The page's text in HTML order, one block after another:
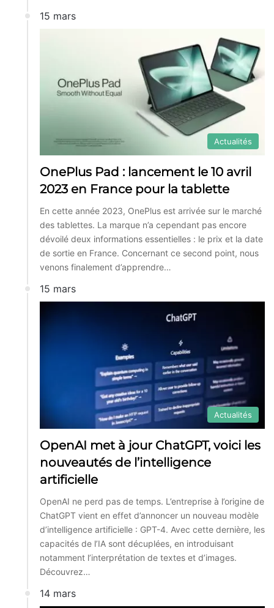
15 mars
Actualités
OnePlus Pad : lancement le 10 avril
2023 en France pour la tablette
En cette année 2023, OnePlus est arrivée sur le marché
des tablettes. La marque n’a cependant pas encore
dévoilé deux informations essentielles : le prix et la date
de sortie en France. Concernant ce second point, nous
venons finalement d’apprendre…
15 mars
Actualités
OpenAI met à jour ChatGPT, voici les
nouveautés de l’intelligence
artificielle
OpenAI ne perd pas de temps. L’entreprise à l’origine de
ChatGPT vient en effet d’annoncer un nouveau modèle
d’intelligence artificielle : GPT-4. Avec cette dernière, les
capacités de l’IA sont décuplées, en introduisant
notamment l’interprétation de textes et d’images.
Découvrez…
14 mars